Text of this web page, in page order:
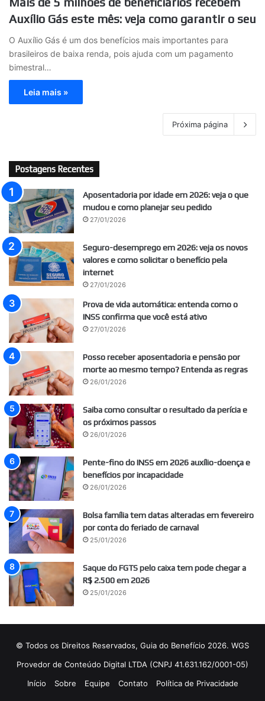
Auxílio Gás este mês: veja como garantir o seu
O Auxílio Gás é um dos benefícios mais importantes para
brasileiros de baixa renda, pois ajuda com um pagamento
bimestral…
Leia mais »
Próxima página
Postagens Recentes
Aposentadoria por idade em 2026: veja o que
mudou e como planejar seu pedido
27/01/2026
Seguro-desemprego em 2026: veja os novos
valores e como solicitar o benefício pela
internet
27/01/2026
Prova de vida automática: entenda como o
INSS confirma que você está ativo
27/01/2026
Posso receber aposentadoria e pensão por
morte ao mesmo tempo? Entenda as regras
26/01/2026
Saiba como consultar o resultado da perícia e
os próximos passos
26/01/2026
Pente-fino do INSS em 2026 auxílio-doença e
benefícios por incapacidade
26/01/2026
Bolsa família tem datas alteradas em fevereiro
por conta do feriado de carnaval
25/01/2026
Saque do FGTS pelo caixa tem pode chegar a
R$ 2.500 em 2026
25/01/2026
© Todos os Direitos Reservados, Guia do Benefício 2026. WGS
Provedor de Conteúdo Digital LTDA (CNPJ 41.631.162/0001-05)
Início
Sobre Equipe Contato Política de Privacidade